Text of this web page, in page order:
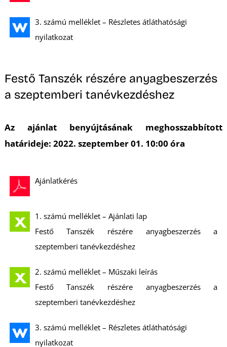
3. számú melléklet – Részletes átláthatósági
nyilatkozat
Festő Tanszék részére anyagbeszerzés
a szeptemberi tanévkezdéshez
Az ajánlat benyújtásának meghosszabbított
határideje: 2022. szeptember 01. 10:00 óra
Ajánlatkérés
1. számú melléklet – Ajánlati lap
Festő Tanszék részére anyagbeszerzés a
szeptemberi tanévkezdéshez
2. számú melléklet – Műszaki leírás
Festő Tanszék részére anyagbeszerzés a
szeptemberi tanévkezdéshez
3. számú melléklet – Részletes átláthatósági
nyilatkozat